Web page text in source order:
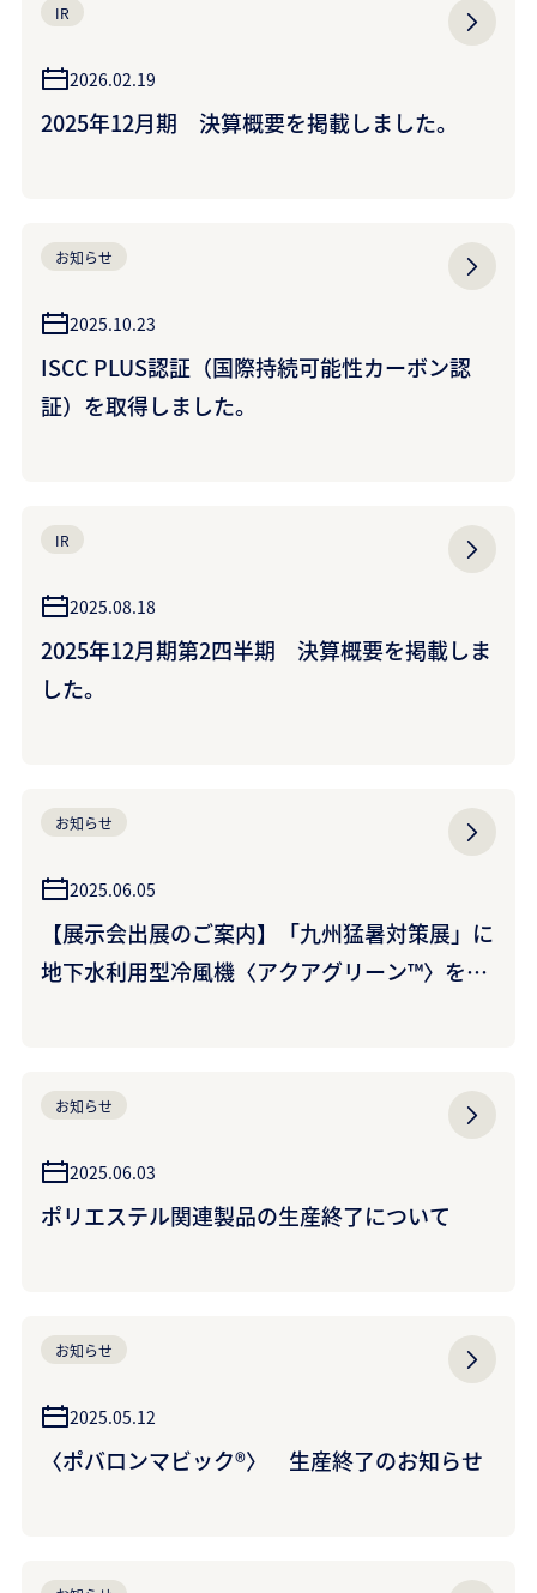
IR
2026.02.19
2025年12月期 決算概要を掲載しました。
お知らせ
2025.10.23
ISCC PLUS認証（国際持続可能性カーボン認
証）を取得しました。
IR
2025.08.18
2025年12月期第2四半期 決算概要を掲載しま
した。
お知らせ
2025.06.05
【展示会出展のご案内】「九州猛暑対策展」に
地下水利用型冷風機〈アクアグリーン™〉を出
お知らせ
2025.06.03
ポリエステル関連製品の生産終了について
お知らせ
2025.05.12
〈ポバロンマビック®〉 生産終了のお知らせ